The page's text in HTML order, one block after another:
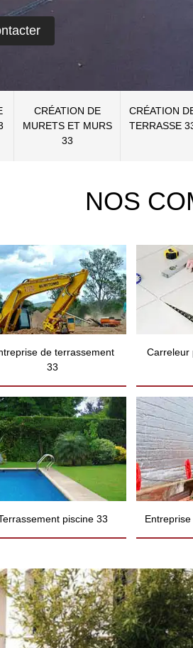
CRÉATION DE
MURETS ET MURS
33
CRÉATION
TERRASSE
NOS
de terrassement
33
Carreleur
piscine 33